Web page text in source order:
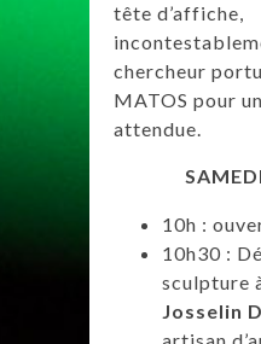
tête d’affiche,
chercheur
MATOS pour
attendue.
10h :
10h30 :
sculpture
Josselin